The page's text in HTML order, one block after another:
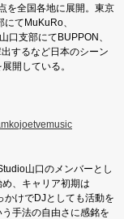
を全国各地に展開。東京
てMuKuRo、
口支部にてBUPPON、
するなど日本のシーン
開している。
山口のメンバーとし
、キャリア初期は
かけでDJとしても活動を
手法の自由さに感銘を